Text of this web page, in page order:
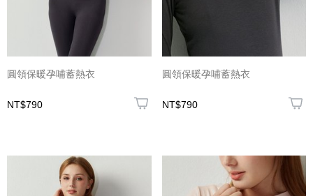
圓領保暖孕哺蓄熱衣
NT$790
圓領保暖孕哺蓄熱衣
NT$790